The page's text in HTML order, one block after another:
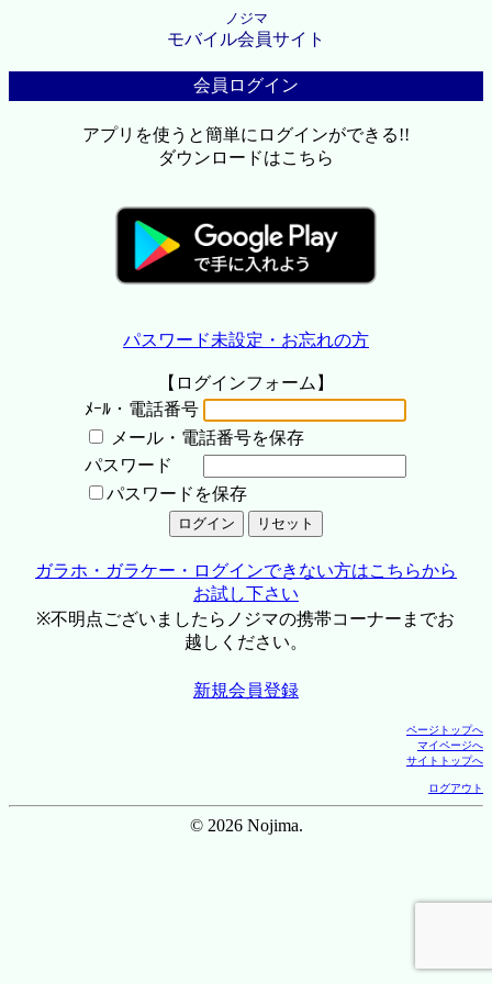
ノジマ
モバイル会員サイト
会員ログイン
アプリを使うと簡単にログインができる!!
ダウンロードはこちら
パスワード未設定・お忘れの方
【ログインフォーム】
ﾒｰﾙ・電話番号
メール・電話番号を保存
パスワード
パスワードを保存
ガラホ・ガラケー・ログインできない方はこちらから
お試し下さい
※不明点ございましたらノジマの携帯コーナーまでお
越しください。
新規会員登録
ページトップへ
マイページへ
サイトトップへ
ログアウト
© 2026 Nojima.